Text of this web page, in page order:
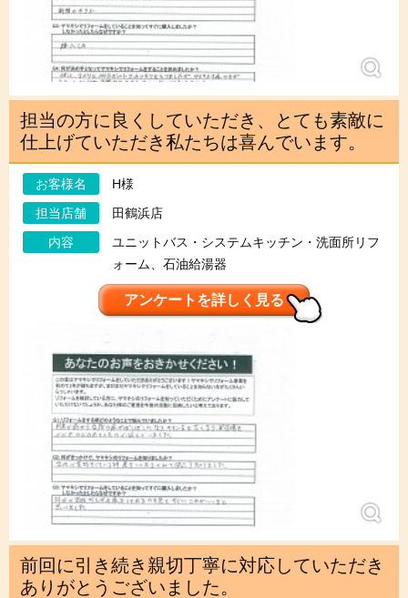
担当の方に良くしていただき、とても素敵に
仕上げていただき私たちは喜んでいます。
お客様名
H様
担当店舗
田鶴浜店
内容
ユニットバス・システムキッチン・洗面所リフ
ォーム、石油給湯器
アンケートを詳しく見る
前回に引き続き親切丁寧に対応していただき
ありがとうございました。